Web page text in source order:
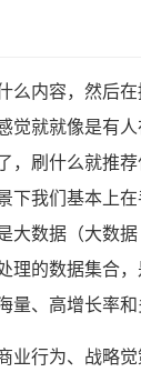
么内容，然后
觉就就像是有
下我们基本上
数据（大数
理的数据集合
、高增长率和
业行为、战略